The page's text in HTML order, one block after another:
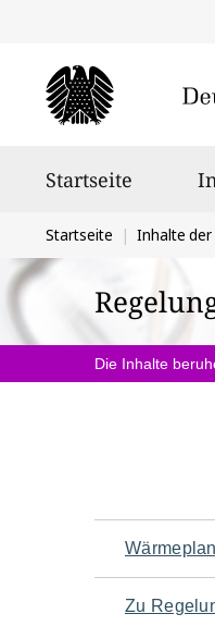
Startseite
Sie
befinden
sich
hier:
Startseite Inhalte
Die Inhalte
für
Zu